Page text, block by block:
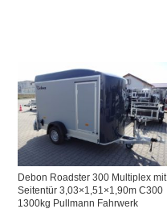
Debon Roadster 300 Multiplex mit
Seitentür 3,03×1,51×1,90m C300
1300kg Pullmann Fahrwerk